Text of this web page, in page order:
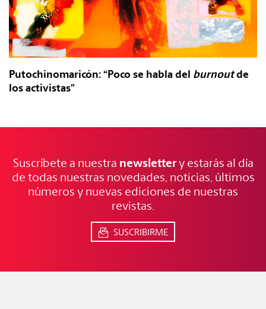
Putochinomaricón: “Poco se habla del burnoutde
los activistas”
NOTICIAS FRESCAS
Suscríbete a nuestra newslettery estarás al día
de todas nuestras novedades, noticias, últimos
números y nuevas ediciones de nuestras
revistas.
SUSCRIBIRME